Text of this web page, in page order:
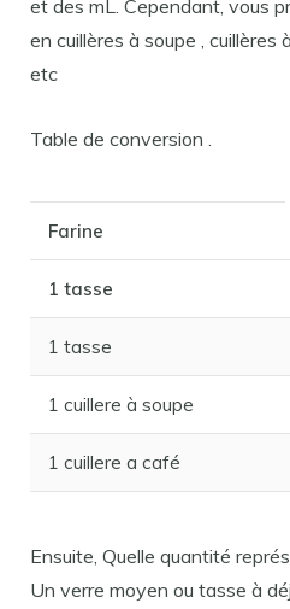
et des mL. Cependant, vous
en cuillères à soupe , cuillères
etc
Table de conversion .
Farine
1 tasse
1 tasse
1 cuillere à soupe
1 cuillere a café
Ensuite, Quelle quantité
Un verre moyen ou tasse à